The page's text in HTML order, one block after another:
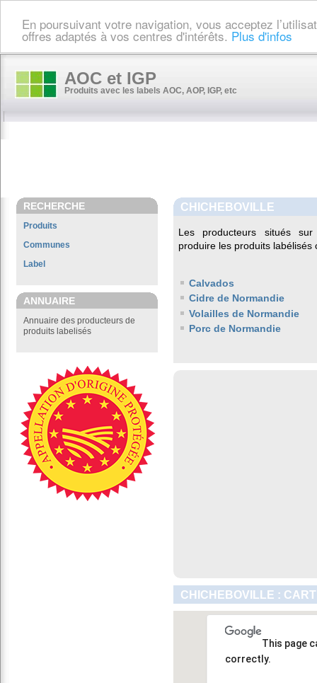
En poursuivant votre navigation, vous acceptez
offres adaptés à vos centres d'intérêts. Plus d'infos
AOC et IGP
Produits avec les labels AOC, AOP, IGP, etc
RECHERCHE
Produits
Communes
Label
ANNUAIRE
Annuaire des producteurs de
produits labelisés
CHICHEBOVILLE
Les producteurs situés
produire les produits labélisés
Calvados
Cidre de Normandie
Volailles de Normandie
Porc de Normandie
CHICHEBOVILLE :
This page
correctly.